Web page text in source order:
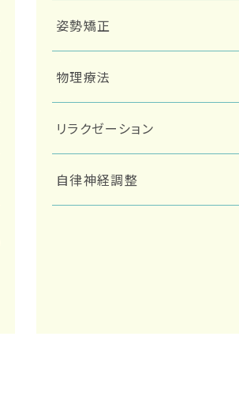
姿勢矯正
物理療法
リラクゼーション
自律神経調整